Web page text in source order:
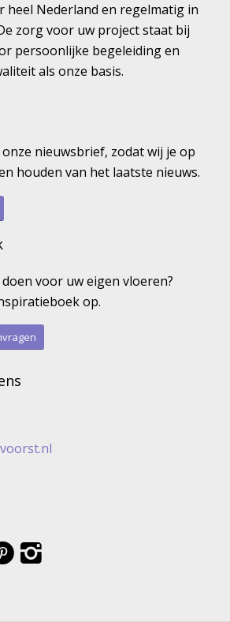
heel Nederland en regelmatig in
zorg voor uw project staat bij
persoonlijke begeleiding en
als onze basis.
nieuwsbrief, zodat wij je op
houden van het laatste nieuws.
voor uw eigen vloeren?
op.